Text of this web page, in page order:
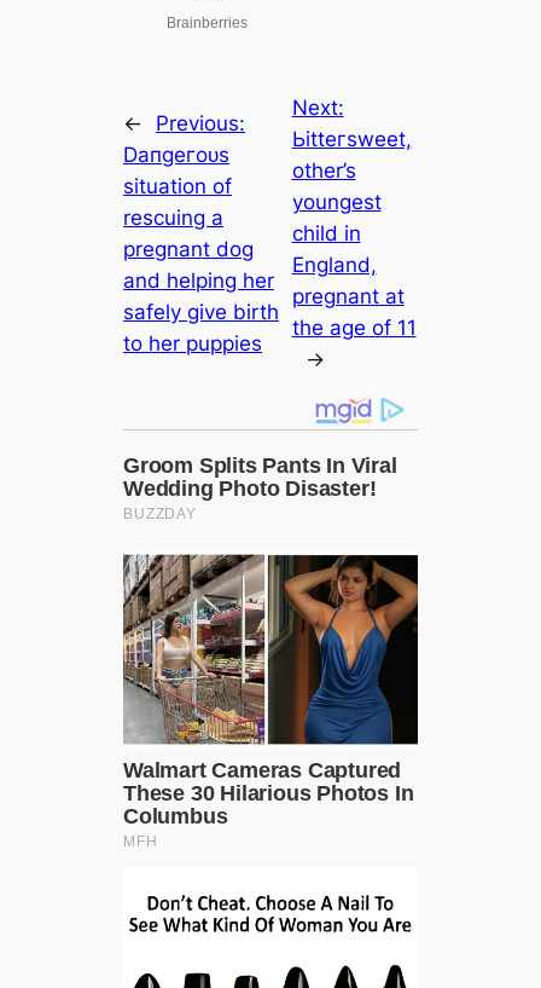
←
Previous:
Dапɡeгoᴜѕ
situation of
rescuing a
pregnant dog
and helping her
safely give birth
to her puppies
Next:
Ьіtteгѕweet,
other’s
youngest
child in
England,
pregnant at
the age of 11
→